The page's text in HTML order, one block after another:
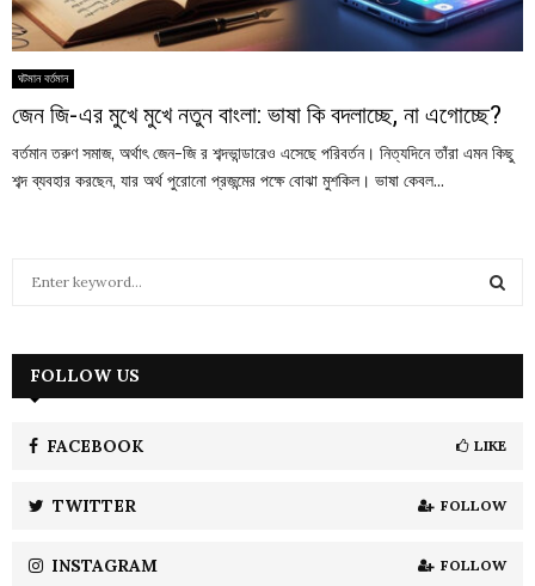
ঘটমান বর্তমান
জেন জি-এর মুখে মুখে নতুন বাংলা: ভাষা কি বদলাচ্ছে, না এগোচ্ছে?
বর্তমান তরুণ সমাজ, অর্থাৎ জেন-জি র শব্দভান্ডারেও এসেছে পরিবর্তন। নিত্যদিনে তাঁরা এমন কিছু
শব্দ ব্যবহার করছেন, যার অর্থ পুরোনো প্রজন্মের পক্ষে বোঝা মুশকিল। ভাষা কেবল...
h
H
FOLLOW US
FACEBOOK LIKE
TWITTER FOLLOW
INSTAGRAM FOLLOW